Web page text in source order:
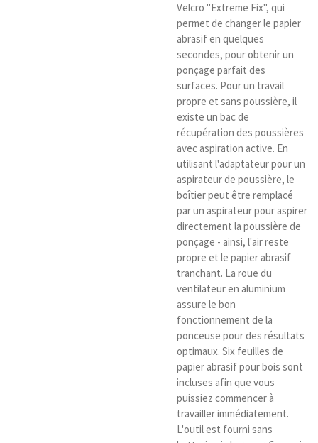
Velcro "Extreme Fix", qui
permet de changer le papier
abrasif en quelques
secondes, pour obtenir un
ponçage parfait des
surfaces. Pour un travail
propre et sans poussière, il
existe un bac de
récupération des poussières
avec aspiration active. En
utilisant l'adaptateur pour un
aspirateur de poussière, le
boîtier peut être remplacé
par un aspirateur pour aspirer
directement la poussière de
ponçage - ainsi, l'air reste
propre et le papier abrasif
tranchant. La roue du
ventilateur en aluminium
assure le bon
fonctionnement de la
ponceuse pour des résultats
optimaux. Six feuilles de
papier abrasif pour bois sont
incluses afin que vous
puissiez commencer à
travailler immédiatement.
L'outil est fourni sans